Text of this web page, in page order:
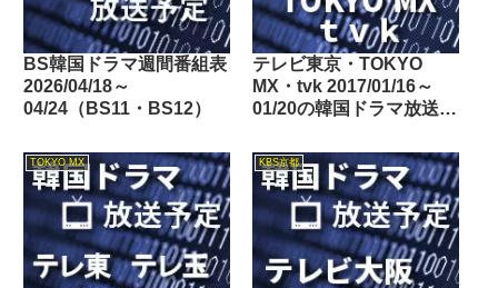
BS韓国ドラマ週間番組表
2026/04/18～
04/24（BS11・BS12）
テレビ東京・TOKYO
MX・tvk 2017/01/16～
01/20の韓国ドラマ放送予
TOKYO MX KBS京都